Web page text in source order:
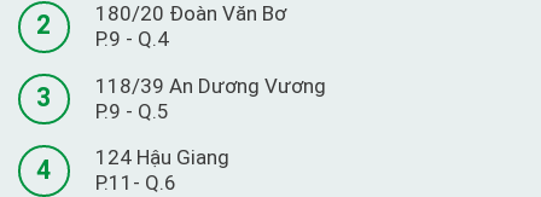
2
180/20 Đoàn Văn Bơ
P.9 - Q.4
3
118/39 An Dương Vương
P.9 - Q.5
4
124 Hậu Giang
P.11- Q.6